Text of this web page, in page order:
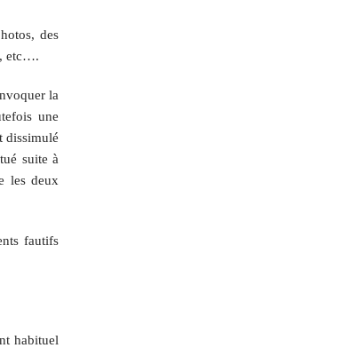
des
etc….
la
une
dissimulé
suite à
les deux
fautifs
habituel